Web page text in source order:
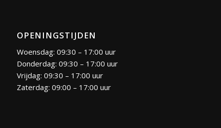
OPENINGSTIJDEN
Woensdag: 09:30 – 17:00 uur
Donderdag: 09:30 – 17:00 uur
Vrijdag: 09:30 – 17:00 uur
Zaterdag: 09:00 – 17:00 uur